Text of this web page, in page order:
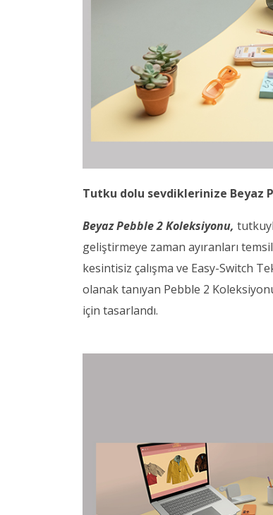
Tutku dolu sevdiklerinize Beyaz
Beyaz Pebble 2 Koleksiyonu,
geliştirmeye zaman ayıranları
kesintisiz çalışma ve Easy-Switch
olanak tanıyan Pebble 2
için tasarlandı.